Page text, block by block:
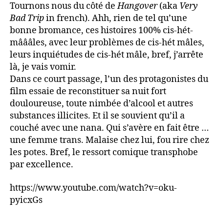
Tournons nous du côté deHangover(aka Very
Bad Tripin french). Ahh, rien de tel qu’une
bonne bromance, ces histoires 100% cis-hét-
mâââles, avec leur problèmes de cis-hét mâles,
leurs inquiétudes de cis-hét mâle, bref, j’arrête
là, je vais vomir.
Dans ce court passage, l’un des protagonistes du
film essaie de reconstituer sa nuit fort
douloureuse, toute nimbée d’alcool et autres
substances illicites. Et il se souvient qu’il a
couché avec une nana. Qui s’avère en fait être …
une femme trans. Malaise chez lui, fou rire chez
les potes. Bref, le ressort comique transphobe
par excellence.
https://www.youtube.com/watch?v=oku-
pyicxGs